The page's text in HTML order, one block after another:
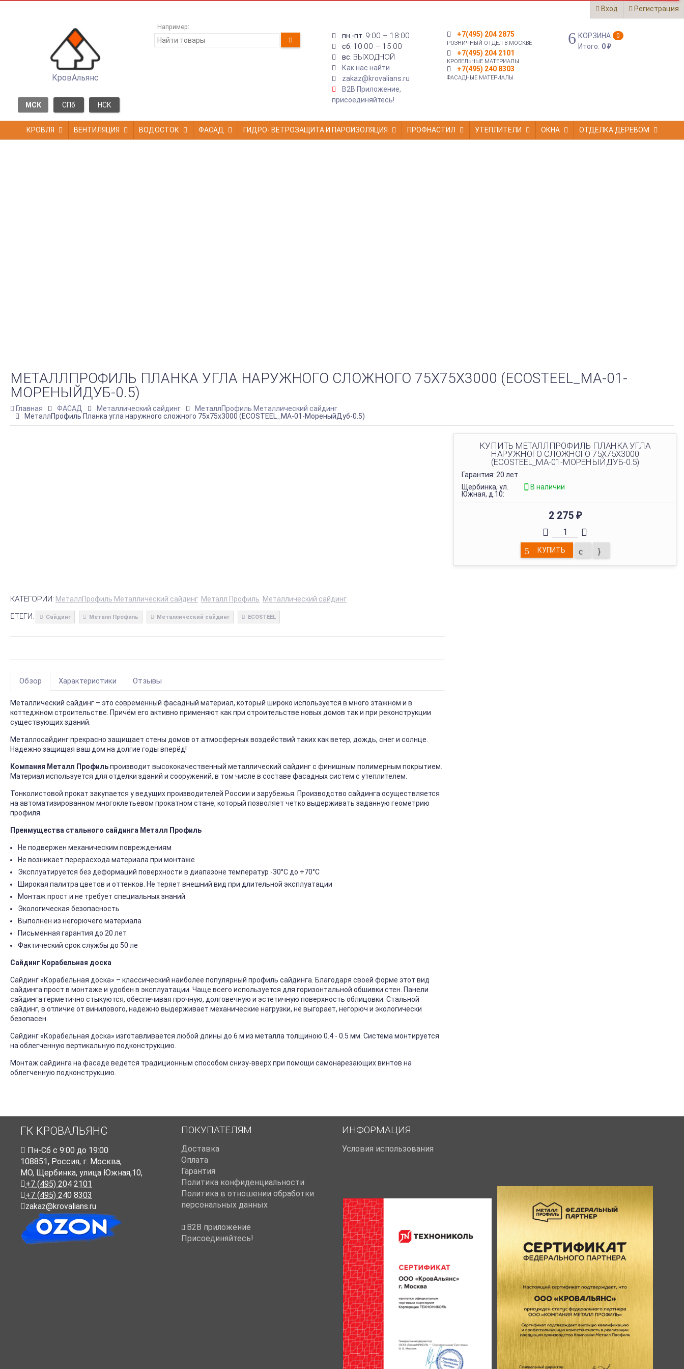
Вход Регистрация
КровАльянс
МСК СПб НСК
Например:
пн.-пт. 9:00 – 18:00
сб. 10:00 – 15:00
вс. ВЫХОДНОЙ
Как нас найти
zakaz@krovalians.ru
B2B Приложение,
присоединяйтесь!
+7(495) 204 2875
РОЗНИЧНЫЙ ОТДЕЛ В МОСКВЕ
+7(495) 204 2101
КРОВЕЛЬНЫЕ МАТЕРИАЛЫ
+7(495) 240 8303
ФАСАДНЫЕ МАТЕРИАЛЫ
КОРЗИНА 0
Итого: 0₽
КРОВЛЯ ВЕНТИЛЯЦИЯ ВОДОСТОК ФАСАД ГИДРО- ВЕТРОЗАЩИТА И ПАРОИЗОЛЯЦИЯ ПРОФНАСТИЛ УТЕПЛИТЕЛИ ОКНА ОТДЕЛКА ДЕРЕВОМ
МЕТАЛЛПРОФИЛЬ ПЛАНКА УГЛА НАРУЖНОГО СЛОЖНОГО 75Х75Х3000 (ECOSTEEL_MA-01-
МОРЕНЫЙДУБ-0.5)
Главная ФАСАД Металлический сайдинг
МеталлПрофиль Металлический сайдинг
МеталлПрофиль Планка угла наружного сложного 75х75х3000 (ECOSTEEL_MA-01-МореныйДуб-0.5)
КУПИТЬ МЕТАЛЛПРОФИЛЬ ПЛАНКА УГЛА
НАРУЖНОГО СЛОЖНОГО 75Х75Х3000
(ECOSTEEL_MA-01-МОРЕНЫЙДУБ-0.5)
Гарантия: 20 лет
Щербинка, ул.
Южная, д.10:
В наличии
2 275 ₽
КУПИТЬ
КАТЕГОРИИ: МеталлПрофиль Металлический сайдинг Металл Профиль Металлический сайдинг
ТЕГИ: Сайдинг Металл Профиль Металлический сайдинг ECOSTEEL
Обзор Характеристики Отзывы
Металлический сайдинг – это современный фасадный материал, который широко используется в много этажном и в
коттеджном строительстве. Причём его активно применяют как при строительстве новых домов так и при реконструкции
существующих зданий.
Металлосайдинг прекрасно защищает стены домов от атмосферных воздействий таких как ветер, дождь, снег и солнце.
Надежно защищая ваш дом на долгие годы вперёд!
Компания Металл Профильпроизводит высококачественный металлический сайдинг с финишным полимерным покрытием.
Материал используется для отделки зданий и сооружений, в том числе в составе фасадных систем с утеплителем.
Тонколистовой прокат закупается у ведущих производителей России и зарубежья. Производство сайдинга осуществляется
на автоматизированном многоклетьевом прокатном стане, который позволяет четко выдерживать заданную геометрию
профиля.
Преимущества стального сайдинга Металл Профиль
Не подвержен механическим повреждениям
Не возникает перерасхода материала при монтаже
Эксплуатируется без деформаций поверхности в диапазоне температур -30°C до +70°C
Широкая палитра цветов и оттенков. Не теряет внешний вид при длительной эксплуатации
Монтаж прост и не требует специальных знаний
Экологическая безопасность
Выполнен из негорючего материала
Письменная гарантия до 20 лет
Фактический срок службы до 50 ле
Сайдинг Корабельная доска
Сайдинг «Корабельная доска» – классический наиболее популярный профиль сайдинга. Благодаря своей форме этот вид
сайдинга прост в монтаже и удобен в эксплуатации. Чаще всего используется для горизонтальной обшивки стен. Панели
сайдинга герметично стыкуются, обеспечивая прочную, долговечную и эстетичную поверхность облицовки. Стальной
сайдинг, в отличие от винилового, надежно выдерживает механические нагрузки, не выгорает, негорюч и экологически
безопасен.
Сайдинг «Корабельная доска» изготавливается любой длины до 6 м из металла толщиною 0.4 - 0.5 мм. Система монтируется
на облегченную вертикальную подконструкцию.
Монтаж сайдинга на фасаде ведется традиционным способом снизу-вверх при помощи самонарезающих винтов на
облегченную подконструкцию.
ГК КРОВАЛЬЯНС
Пн-Cб с 9:00 до 19:00
108851, Россия, г. Москва,
МО, Щербинка, улица Южная,10,
+7 (495) 204 2101
+7 (495) 240 8303
zakaz@krovalians.ru
ПОКУПАТЕЛЯМ
Доставка
Оплата
Гарантия
Политика конфиденциальности
Политика в отношении обработки
персональных данных
B2B приложение
Присоединяйтесь!
ИНФОРМАЦИЯ
Условия использования